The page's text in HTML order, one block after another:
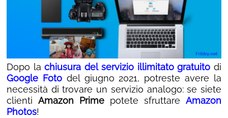
Dopo lachiusura del servizio illimitato gratuito di
Google Fotodel giugno 2021, potreste avere la
necessità di trovare un servizio analogo: se siete
clienti Amazon Prime potete sfruttare Amazon
Photos!